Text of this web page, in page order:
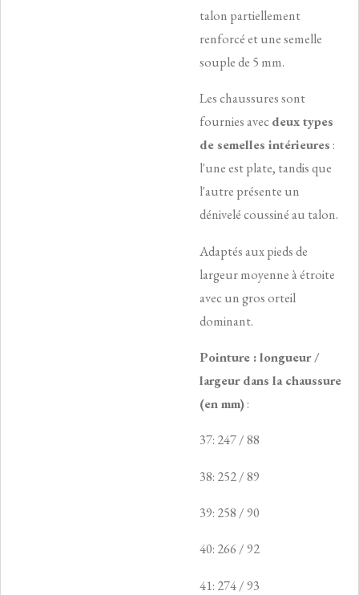
talon partiellement
renforcé et une semelle
souple de 5 mm.
Les chaussures sont
fournies avecdeux types
de semelles intérieures :
l'une est plate, tandis que
l'autre présente un
dénivelé coussiné au talon.
Adaptés aux pieds de
largeur moyenne à étroite
avec un gros orteil
dominant.
Pointure : longueur /
largeur dans la chaussure
(en mm):
37: 247 / 88
38: 252 / 89
39: 258 / 90
40: 266 / 92
41: 274 / 93